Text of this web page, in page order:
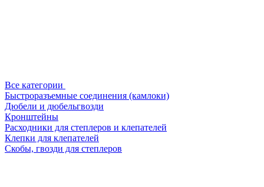
Все категории
Быстроразъемные соединения (камлоки)
Дюбели и дюбельгвозди
Кронштейны
Расходники для степлеров и клепателей
Клепки для клепателей
Скобы, гвозди для степлеров